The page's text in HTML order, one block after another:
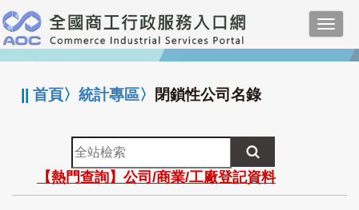
跳
到
主
要
:::
||首頁〉統計專區〉 閉鎖性公司名錄
全
站
檢
索
【熱門查詢】公司/商業/工廠登記資料